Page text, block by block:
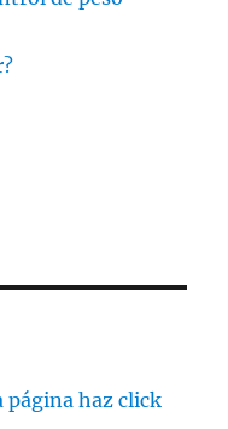
página haz click